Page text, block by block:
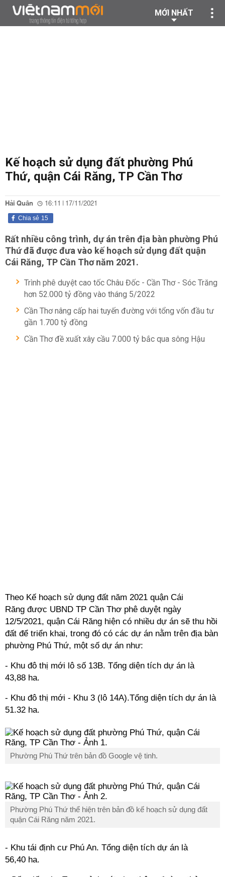
MỚI NHẤT
Kế hoạch sử dụng đất phường Phú
Thứ, quận Cái Răng, TP Cần Thơ
Hải Quân 16:11 | 17/11/2021
15
Chia sẻ
Rất nhiều công trình, dự án trên địa bàn phường Phú
Thứ đã được đưa vào kế hoạch sử dụng đất quận
Cái Răng, TP Cần Thơ năm 2021.
Trình phê duyệt cao tốc Châu Đốc - Cần Thơ - Sóc Trăng
hơn 52.000 tỷ đồng vào tháng 5/2022
Cần Thơ nâng cấp hai tuyến đường với tổng vốn đầu tư
gần 1.700 tỷ đồng
Cần Thơ đề xuất xây cầu 7.000 tỷ bắc qua sông Hậu
Theo Kế hoạch sử dụng đất năm 2021 quận Cái
Răng được UBND TP Cần Thơ phê duyệt ngày
12/5/2021, quận Cái Răng hiện có nhiều dự án sẽ thu hồi
đất để triển khai, trong đó có các dự án nằm trên địa bàn
phường Phú Thứ, một số dự án như:
- Khu đô thị mới lô số 13B. Tổng diện tích dự án là
43,88 ha.
- Khu đô thị mới - Khu 3 (lô 14A).Tổng diện tích dự án là
51.32 ha.
Phường Phú Thứ trên bản đồ Google vệ tinh.
Phường Phú Thứ thể hiện trên bản đồ kế hoạch sử dụng đất
quận Cái Răng năm 2021.
- Khu tái định cư Phú An. Tổng diện tích dự án là
56,40 ha.